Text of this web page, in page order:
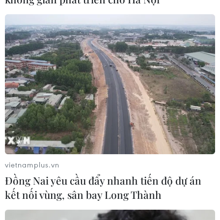
Thành
06/08/2026 09:05
Toàn cảnh vụ sai phạm điểm
thi trường THPT chuyên Tuyên
Quang
06/08/2026 09:04
Cầu Đắk Lung sập sau cú
tông của xe tải cẩu, 2 người thoát
chết
06/08/2026 09:00
Dự án mở rộng đường Nguyễn Tuân
tăng kết nối khu vực phía Tây Nam
vietnamplus.vn
Đồng Nai yêu cầu đẩy nhanh tiến độ dự án
kết nối vùng, sân bay Long Thành